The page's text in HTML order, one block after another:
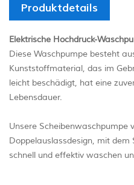
Produktdetails
Elektrische Hochdruck-
Diese Waschpumpe besteht
Kunststoffmaterial, das im
leicht beschädigt, hat eine
Lebensdauer.
Unsere Scheibenwaschpumpe
Doppelauslassdesign, mit dem
schnell und effektiv waschen